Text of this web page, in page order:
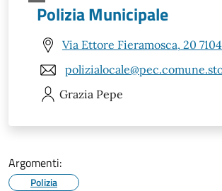
Polizia Municipale
Via Ettore Fieramosca, 20
Grazia Pepe
Argomenti:
Polizia